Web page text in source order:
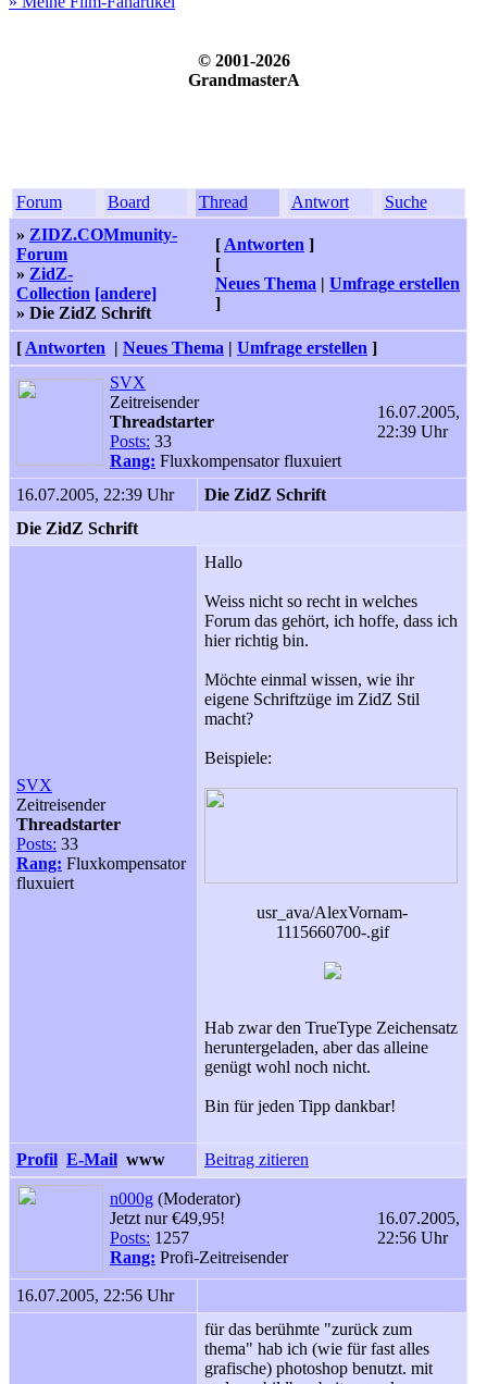
© 2001-2026
GrandmasterA
Forum Board Thread Antwort
Suche
» ZIDZ.COMmunity-
Forum
» ZidZ-
Collection [andere]
» Die ZidZ Schrift
[ Antworten ]
[
Neues Thema | Umfrage erstellen
]
[ Antworten | Neues Thema | Umfrage erstellen ]
SVX
Zeitreisender
Threadstarter
Posts: 33
Rang: Fluxkompensator fluxuiert
16.07.2005,
22:39 Uhr
16.07.2005, 22:39 Uhr
Die ZidZ Schrift
Die ZidZ Schrift
SVX
Zeitreisender
Threadstarter
Posts: 33
Rang: Fluxkompensator
fluxuiert
Hallo
Weiss nicht so recht in welches
Forum das gehört, ich hoffe, dass ich
hier richtig bin.
Möchte einmal wissen, wie ihr
eigene Schriftzüge im ZidZ Stil
macht?
Beispiele:
usr_ava/AlexVornam-
1115660700-.gif
Hab zwar den TrueType Zeichensatz
heruntergeladen, aber das alleine
genügt wohl noch nicht.
Bin für jeden Tipp dankbar!
Profil E-Mail www Beitrag zitieren
n000g (Moderator)
Jetzt nur €49,95!
Posts: 1257
Rang: Profi-Zeitreisender
16.07.2005,
22:56 Uhr
16.07.2005, 22:56 Uhr
für das berühmte "zurück zum
thema" hab ich (wie für fast alles
grafische) photoshop benutzt. mit